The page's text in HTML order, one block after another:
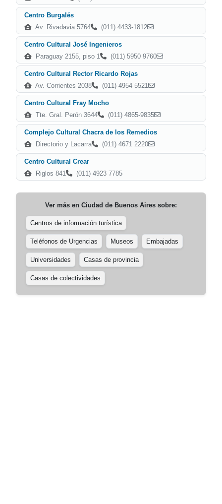
Centro Burgalés
Av. Rivadavia 5764
(011) 4433-1812
Centro Cultural José Ingenieros
Paraguay 2155, piso 1
(011) 5950 9760
Centro Cultural Rector Ricardo Rojas
Av. Corrientes 2038
(011) 4954 5521
Centro Cultural Fray Mocho
Tte. Gral. Perón 3644
(011) 4865-9835
Complejo Cultural Chacra de los Remedios
Directorio y Lacarra
(011) 4671 2220
Centro Cultural Crear
Riglos 841
(011) 4923 7785
Ver más en Ciudad de Buenos Aires sobre:
Centros de información turística
Teléfonos de Urgencias Museos Embajadas
Universidades Casas de provincia
Casas de colectividades